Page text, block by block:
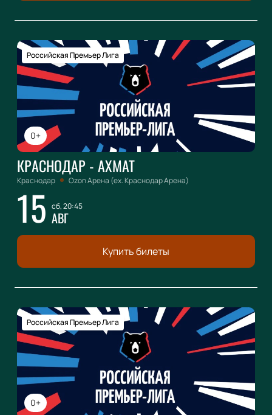
0+
Российская Премьер Лига
КРАСНОДАР - АХМАТ
Краснодар Ozon Арена (ex. Краснодар Арена)
15 сб, 20:45
АВГ
Купить билеты
0+
Российская Премьер Лига